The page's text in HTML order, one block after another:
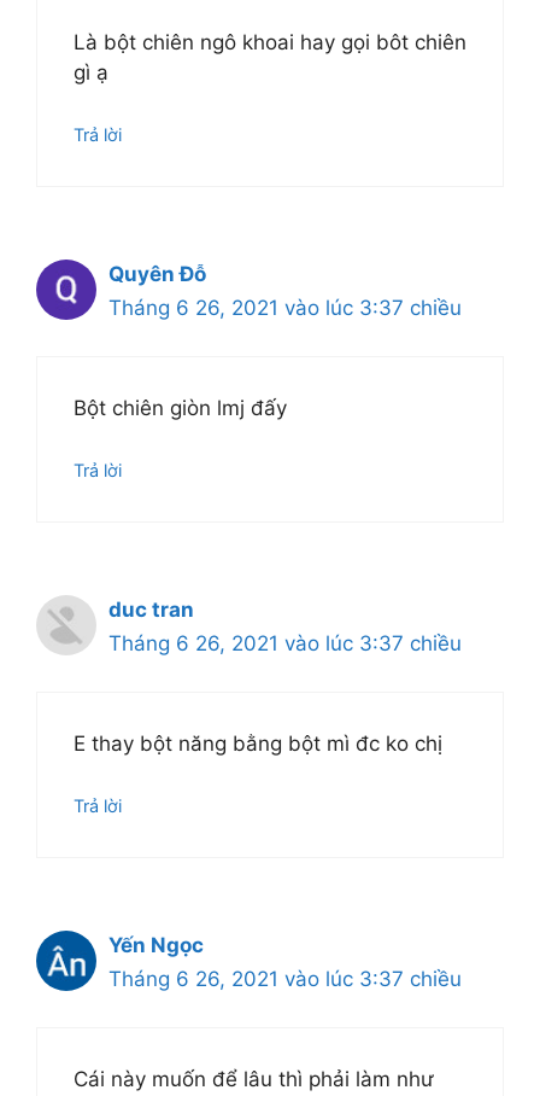
Là bột chiên ngô khoai hay gọi bôt chiên
gì ạ
Trả lời
Quyên Đỗ
Tháng 6 26, 2021 vào lúc 3:37 chiều
Bột chiên giòn lmj đấy
Trả lời
duc tran
Tháng 6 26, 2021 vào lúc 3:37 chiều
E thay bột năng bằng bột mì đc ko chị
Trả lời
Yến Ngọc
Tháng 6 26, 2021 vào lúc 3:37 chiều
Cái này muốn để lâu thì phải làm như